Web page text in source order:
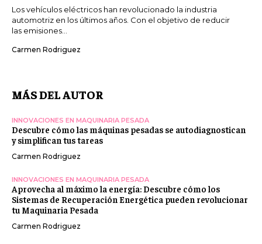
Los vehículos eléctricos han revolucionado la industria
automotriz en los últimos años. Con el objetivo de reducir
las emisiones...
Carmen Rodriguez
MÁS DEL AUTOR
INNOVACIONES EN MAQUINARIA PESADA
Descubre cómo las máquinas pesadas se autodiagnostican
y simplifican tus tareas
Carmen Rodriguez
INNOVACIONES EN MAQUINARIA PESADA
Aprovecha al máximo la energía: Descubre cómo los
Sistemas de Recuperación Energética pueden revolucionar
tu Maquinaria Pesada
Carmen Rodriguez